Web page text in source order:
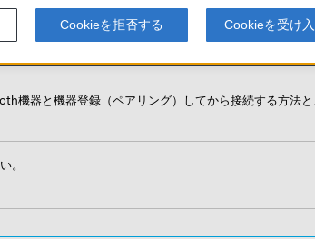
ンと接続する
機器と機器登録（ペアリング）してから接続する方法
。
Cookieを拒否する Cookieを受け